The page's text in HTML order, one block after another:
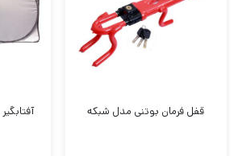
قفل فرمان بوتنی مدل شبکه